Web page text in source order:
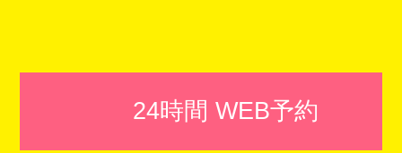
24時間 WEB予約